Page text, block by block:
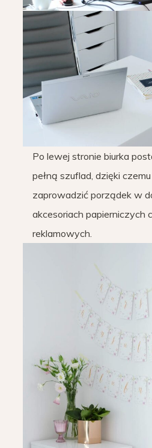
Po lewej stronie biurka
pełną szuflad, dzięki
zaprowadzić porządek w
akcesoriach papierniczych
reklamowych.